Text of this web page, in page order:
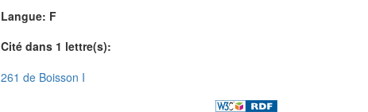
Langue: F
Cité dans 1 lettre(s):
261 de Boisson I